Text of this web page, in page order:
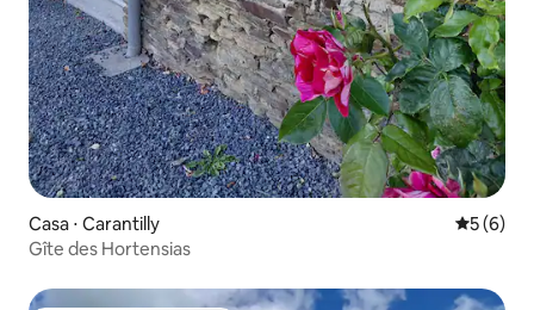
Casa ⋅ Carantilly 5 de
5 (6)
Gîte des Hortensias